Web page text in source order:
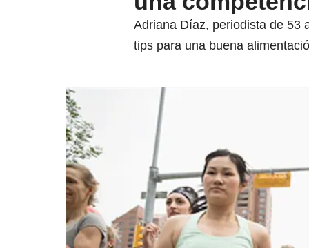
Adriana Díaz, periodista de 53
tips para una buena